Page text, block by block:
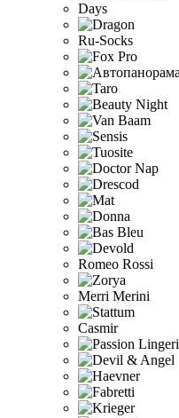
Days
Ru-Socks
Romeo Rossi
Merri Merini
Casmir